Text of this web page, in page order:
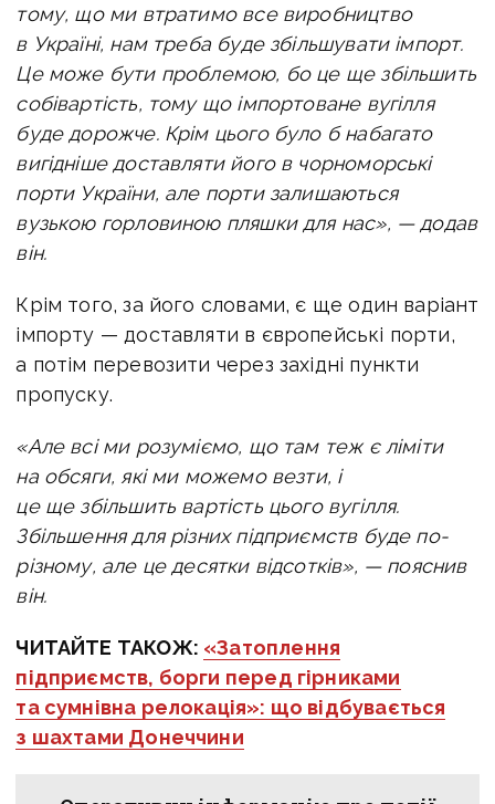
тому, що ми втратимо все виробництво
в Україні, нам треба буде збільшувати імпорт.
Це може бути проблемою, бо це ще збільшить
собівартість, тому що імпортоване вугілля
буде дорожче. Крім цього було б набагато
вигідніше доставляти його в чорноморські
порти України, але порти залишаються
вузькою горловиною пляшки для нас», — додав
він.
Крім того, за його словами, є ще один варіант
імпорту — доставляти в європейські порти,
а потім перевозити через західні пункти
пропуску.
«Але всі ми розуміємо, що там теж є ліміти
на обсяги, які ми можемо везти, і
це ще збільшить вартість цього вугілля.
Збільшення для різних підприємств буде по-
різному, але це десятки відсотків», — пояснив
він.
ЧИТАЙТЕ ТАКОЖ: «Затоплення
підприємств, борги перед гірниками
та сумнівна релокація»: що відбувається
з шахтами Донеччини